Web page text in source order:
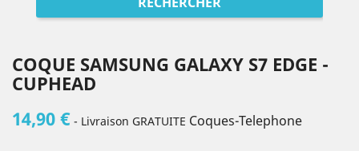
COQUE SAMSUNG GALAXY S7 EDGE -
CUPHEAD
14,90 € - Livraison GRATUITE Coques-Telephone